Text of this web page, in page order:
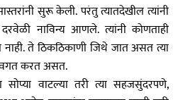
सुरू केली. परंतु त्यातदेखील त्यांनी
नाविन्य आणले. त्यांनी कोणताही
नाही. ते ठिकठिकाणी जिथे जात असत त्या
करत असत.
सोप्या वाटल्या तरी त्या सहजसुंदरपणे,